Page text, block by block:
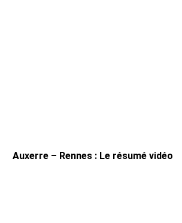
Auxerre – Rennes : Le résumé vidéo